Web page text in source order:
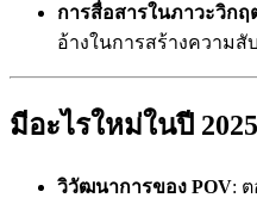
การสื่อสารในภาวะวิกฤ
อ้างในการสร้างความสั
มีอะไรใหม่ในปี 2025
วิวัฒนาการของ POV: